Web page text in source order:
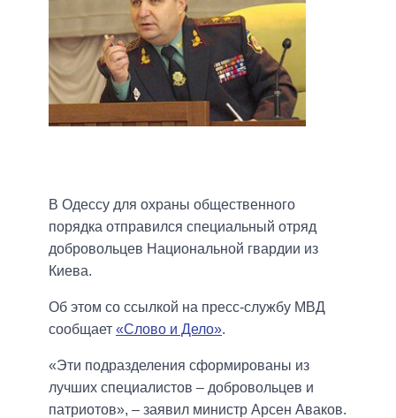
В Одессу для охраны общественного
порядка отправился специальный отряд
добровольцев Национальной гвардии из
Киева.
Об этом со ссылкой на пресс-службу МВД
сообщает «Слово и Дело».
«Эти подразделения сформированы из
лучших специалистов – добровольцев и
патриотов», – заявил министр Арсен Аваков.